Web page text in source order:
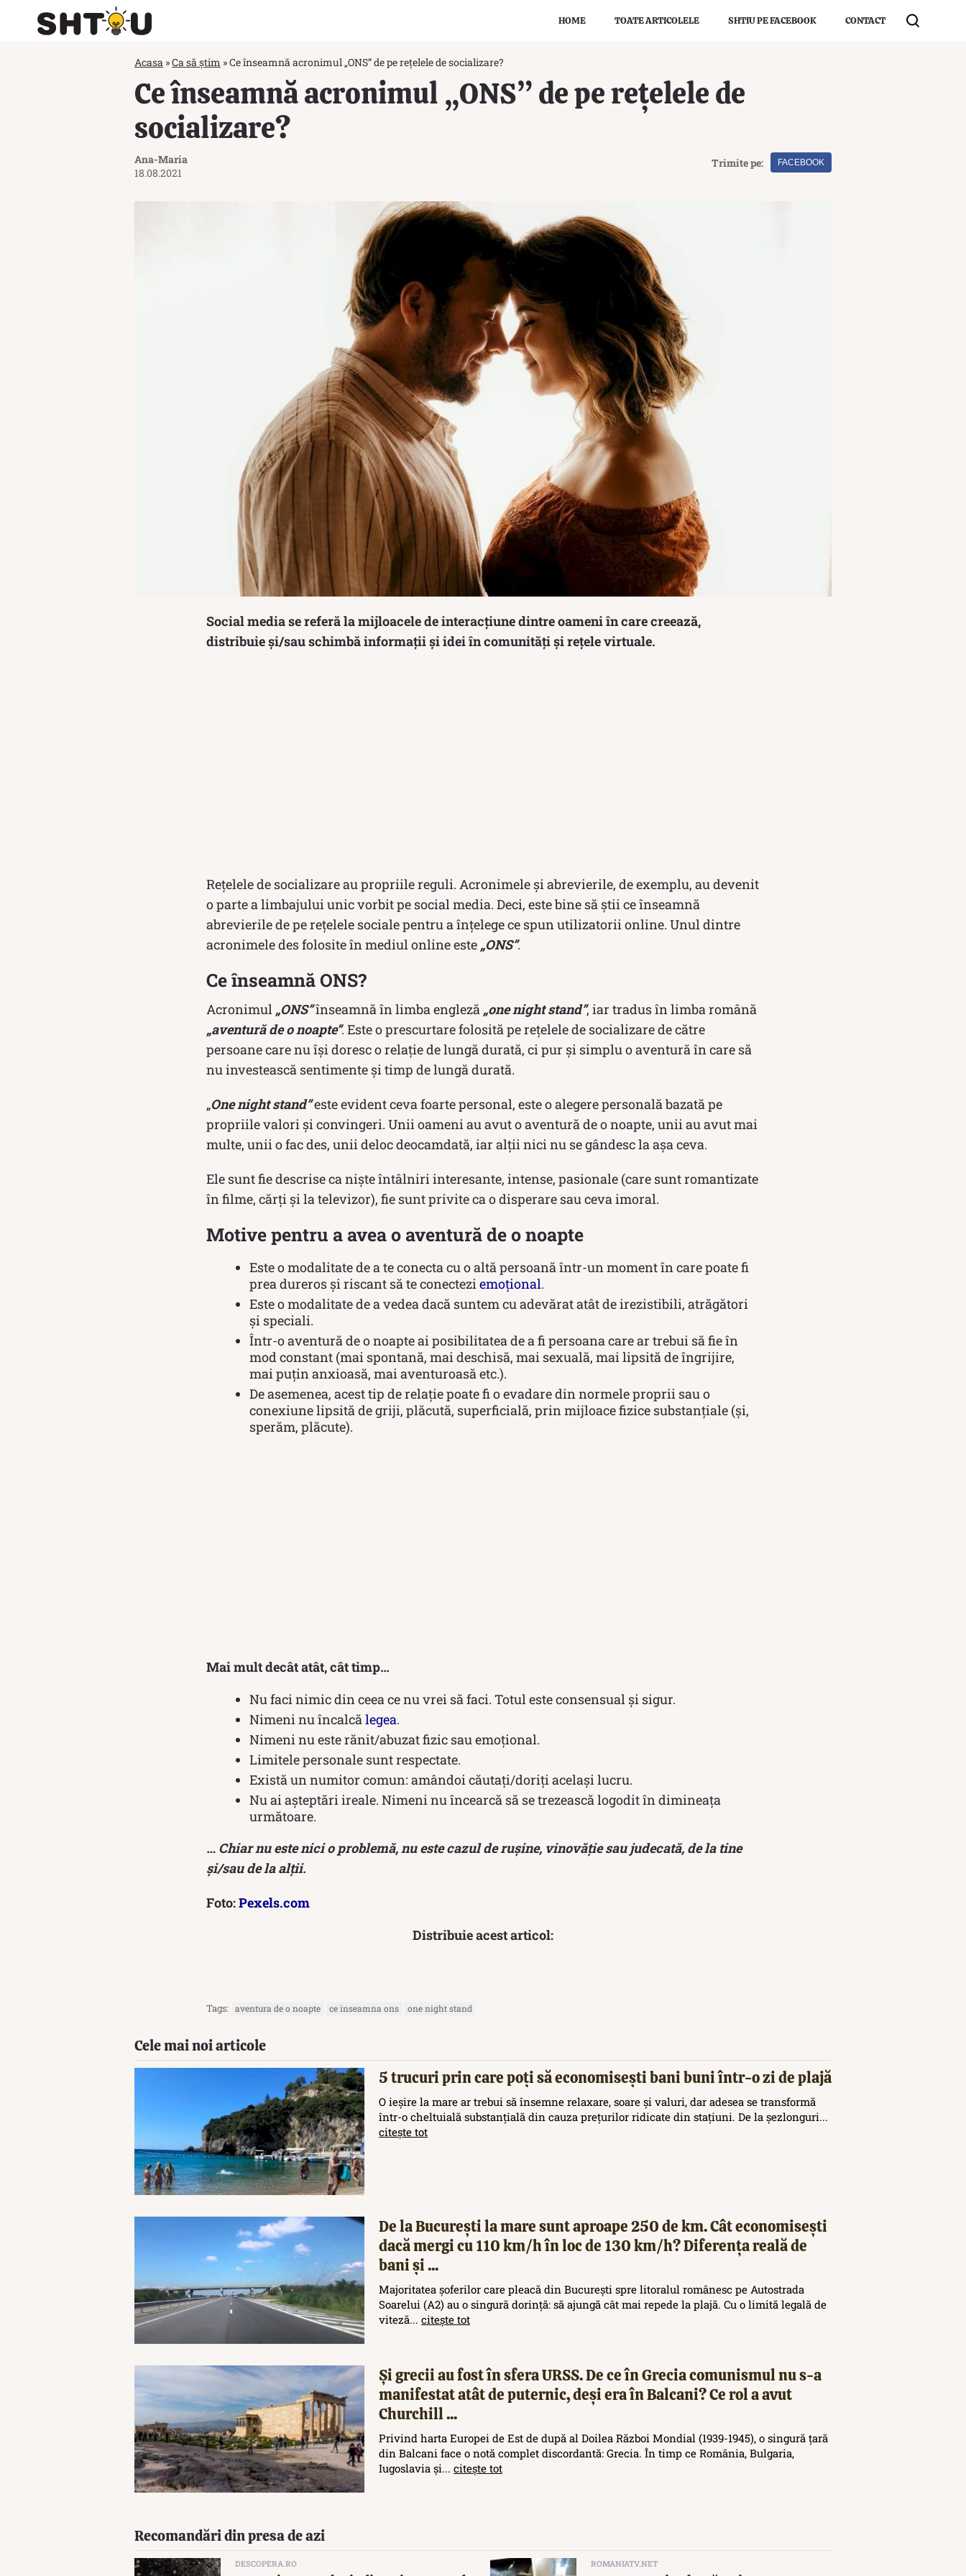
HOME TOATE ARTICOLELE SHTIU PE FACEBOOK CONTACT
Acasa »Ca să știm »Ce înseamnă acronimul „ONS” de pe rețelele de socializare?
Ce înseamnă acronimul „ONS” de pe rețelele de
socializare?
Ana-Maria
18.08.2021
Trimite pe: FACEBOOK
Social media se referă la mijloacele de interacțiune dintre oameni în care creează,
distribuie și/sau schimbă informații și idei în comunități și rețele virtuale.
Rețelele de socializare au propriile reguli. Acronimele și abrevierile, de exemplu, au devenit
o parte a limbajului unic vorbit pe social media. Deci, este bine să știi ce înseamnă
abrevierile de pe rețelele sociale pentru a înțelege ce spun utilizatorii online. Unul dintre
acronimele des folosite în mediul online este „ONS”.
Ce înseamnă ONS?
Acronimul „ONS”înseamnă în limba engleză „one night stand”, iar tradus în limba română
„aventură de o noapte”. Este o prescurtare folosită pe rețelele de socializare de către
persoane care nu își doresc o relație de lungă durată, ci pur și simplu o aventură în care să
nu investească sentimente și timp de lungă durată.
„One night stand”este evident ceva foarte personal, este o alegere personală bazată pe
propriile valori și convingeri. Unii oameni au avut o aventură de o noapte, unii au avut mai
multe, unii o fac des, unii deloc deocamdată, iar alții nici nu se gândesc la așa ceva.
Ele sunt fie descrise ca niște întâlniri interesante, intense, pasionale (care sunt romantizate
în filme, cărți și la televizor), fie sunt privite ca o disperare sau ceva imoral.
Motive pentru a avea o aventură de o noapte
Este o modalitate de a te conecta cu o altă persoană într-un moment în care poate fi
prea dureros și riscant să te conectezi emoțional.
Este o modalitate de a vedea dacă suntem cu adevărat atât de irezistibili, atrăgători
și speciali.
Într-o aventură de o noapte ai posibilitatea de a fi persoana care ar trebui să fie în
mod constant (mai spontană, mai deschisă, mai sexuală, mai lipsită de îngrijire,
mai puțin anxioasă, mai aventuroasă etc.).
De asemenea, acest tip de relație poate fi o evadare din normele proprii sau o
conexiune lipsită de griji, plăcută, superficială, prin mijloace fizice substanțiale (și,
sperăm, plăcute).
Mai mult decât atât, cât timp…
Nu faci nimic din ceea ce nu vrei să faci. Totul este consensual și sigur.
Nimeni nu încalcă legea.
Nimeni nu este rănit/abuzat fizic sau emoțional.
Limitele personale sunt respectate.
Există un numitor comun: amândoi căutați/doriți același lucru.
Nu ai așteptări ireale. Nimeni nu încearcă să se trezească logodit în dimineața
următoare.
… Chiar nu este nici o problemă, nu este cazul de rușine, vinovăție sau judecată, de la tine
și/sau de la alții.
Foto:Pexels.com
Distribuie acest articol:
Tags: aventura de o noapte ce inseamna ons one night stand
Cele mai noi articole
5 trucuri prin care poți să economisești bani buni într-o zi de plajă
O ieșire la mare ar trebui să însemne relaxare, soare și valuri, dar adesea se transformă
într-o cheltuială substanțială din cauza prețurilor ridicate din stațiuni. De la șezlonguri...
citește tot
De la București la mare sunt aproape 250 de km. Cât economisești
dacă mergi cu 110 km/h în loc de 130 km/h? Diferența reală de
bani și ...
Majoritatea șoferilor care pleacă din București spre litoralul românesc pe Autostrada
Soarelui (A2) au o singură dorință: să ajungă cât mai repede la plajă. Cu o limită legală de
viteză... citește tot
Și grecii au fost în sfera URSS. De ce în Grecia comunismul nu s-a
manifestat atât de puternic, deși era în Balcani? Ce rol a avut
Churchill ...
Privind harta Europei de Est de după al Doilea Război Mondial (1939-1945), o singură țară
din Balcani face o notă complet discordantă: Grecia. În timp ce România, Bulgaria,
Iugoslavia și... citește tot
Recomandări din presa de azi
DESCOPERA.RO ROMANIATV.NET